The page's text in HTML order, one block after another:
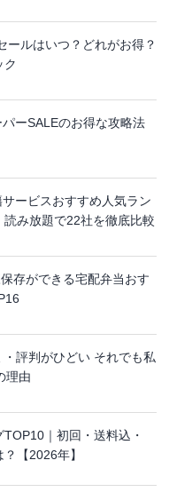
ールはいつ？どれがお得？
ク
パーSALEのお得な攻略法
サービスおすすめ人気ラン
み放題で22社を徹底比較
存ができる宅配弁当おす
評判がひどい それでも私
理由
｜初回・送料込・
【2026年】